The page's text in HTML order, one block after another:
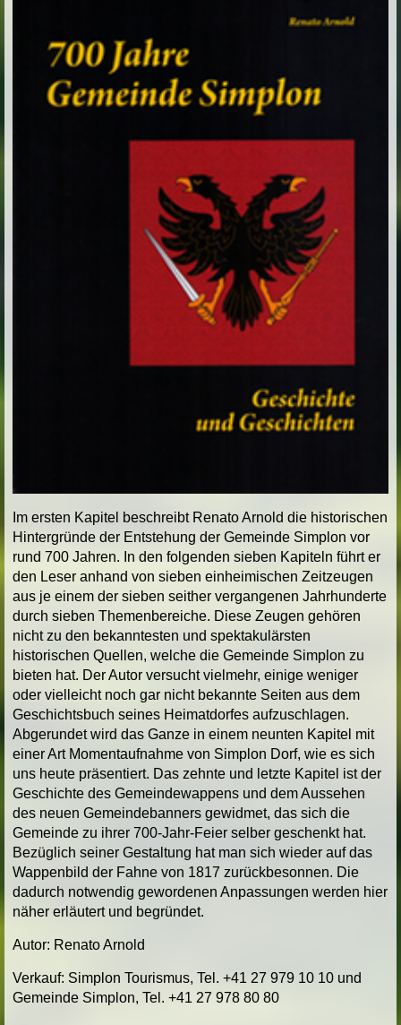
Im ersten Kapitel beschreibt Renato Arnold die historischen
Hintergründe der Entstehung der Gemeinde Simplon vor
rund 700 Jahren. In den folgenden sieben Kapiteln führt er
den Leser anhand von sieben einheimischen Zeitzeugen
aus je einem der sieben seither vergangenen Jahrhunderte
durch sieben Themenbereiche. Diese Zeugen gehören
nicht zu den bekanntesten und spektakulärsten
historischen Quellen, welche die Gemeinde Simplon zu
bieten hat. Der Autor versucht vielmehr, einige weniger
oder vielleicht noch gar nicht bekannte Seiten aus dem
Geschichtsbuch seines Heimatdorfes aufzuschlagen.
Abgerundet wird das Ganze in einem neunten Kapitel mit
einer Art Momentaufnahme von Simplon Dorf, wie es sich
uns heute präsentiert. Das zehnte und letzte Kapitel ist der
Geschichte des Gemeindewappens und dem Aussehen
des neuen Gemeindebanners gewidmet, das sich die
Gemeinde zu ihrer 700-Jahr-Feier selber geschenkt hat.
Bezüglich seiner Gestaltung hat man sich wieder auf das
Wappenbild der Fahne von 1817 zurückbesonnen. Die
dadurch notwendig gewordenen Anpassungen werden hier
näher erläutert und begründet.
Autor: Renato Arnold
Verkauf: Simplon Tourismus, Tel. +41 27 979 10 10 und
Gemeinde Simplon, Tel. +41 27 978 80 80